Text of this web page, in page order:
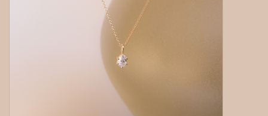
gepersonaliseerde juwelen